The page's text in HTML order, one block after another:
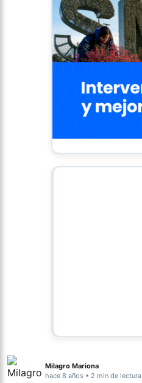
Milagro Mariona
hace 8 años • 2 min de lectura